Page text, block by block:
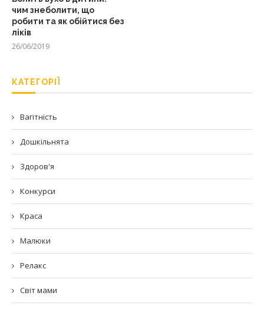
чим знеболити, що
робити та як обійтися без
ліків
26/06/2019
КАТЕГОРІЇ
Вагітність
Дошкільнята
Здоров'я
Конкурси
Краса
Малюки
Релакс
Світ мами